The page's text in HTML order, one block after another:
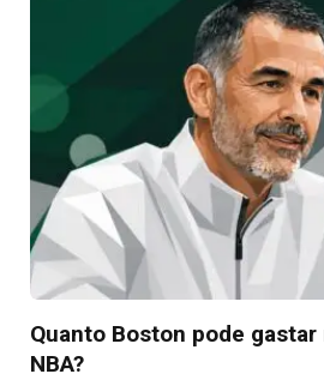
Quanto Boston pode
NBA?